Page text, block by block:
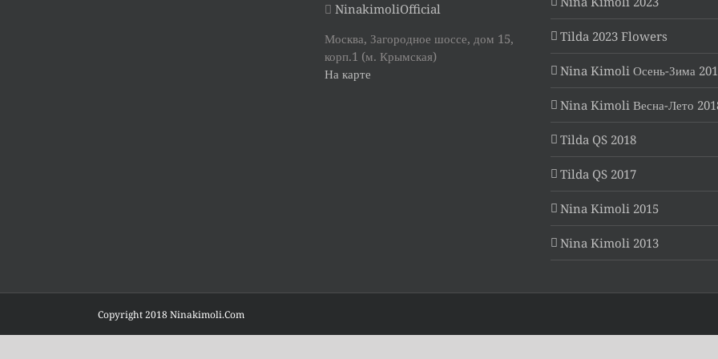
NinakimoliOfficial
Москва, Загородное шоссе, дом 15,
корп.1 (м. Крымская)
На карте
Tilda 2023 Flowers
Nina Kimoli Осень-Зима
Nina Kimoli Весна-Лето
Tilda QS 2018
Tilda QS 2017
Nina Kimoli 2015
Nina Kimoli 2013
Copyright 2018 Ninakimoli.Com